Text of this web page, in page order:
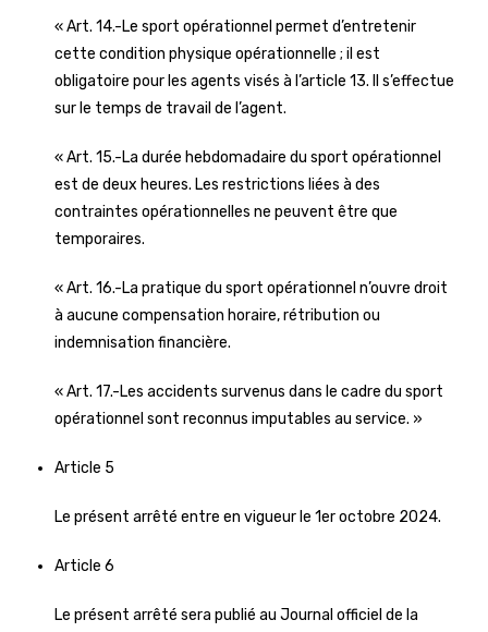
« Art. 14.-Le sport opérationnel permet d’entretenir
cette condition physique opérationnelle ; il est
obligatoire pour les agents visés à l’article 13. Il s’effectue
sur le temps de travail de l’agent.
« Art. 15.-La durée hebdomadaire du sport opérationnel
est de deux heures. Les restrictions liées à des
contraintes opérationnelles ne peuvent être que
temporaires.
« Art. 16.-La pratique du sport opérationnel n’ouvre droit
à aucune compensation horaire, rétribution ou
indemnisation financière.
« Art. 17.-Les accidents survenus dans le cadre du sport
opérationnel sont reconnus imputables au service. »
Article 5
Le présent arrêté entre en vigueur le 1er octobre 2024.
Article 6
Le présent arrêté sera publié au Journal officiel de la